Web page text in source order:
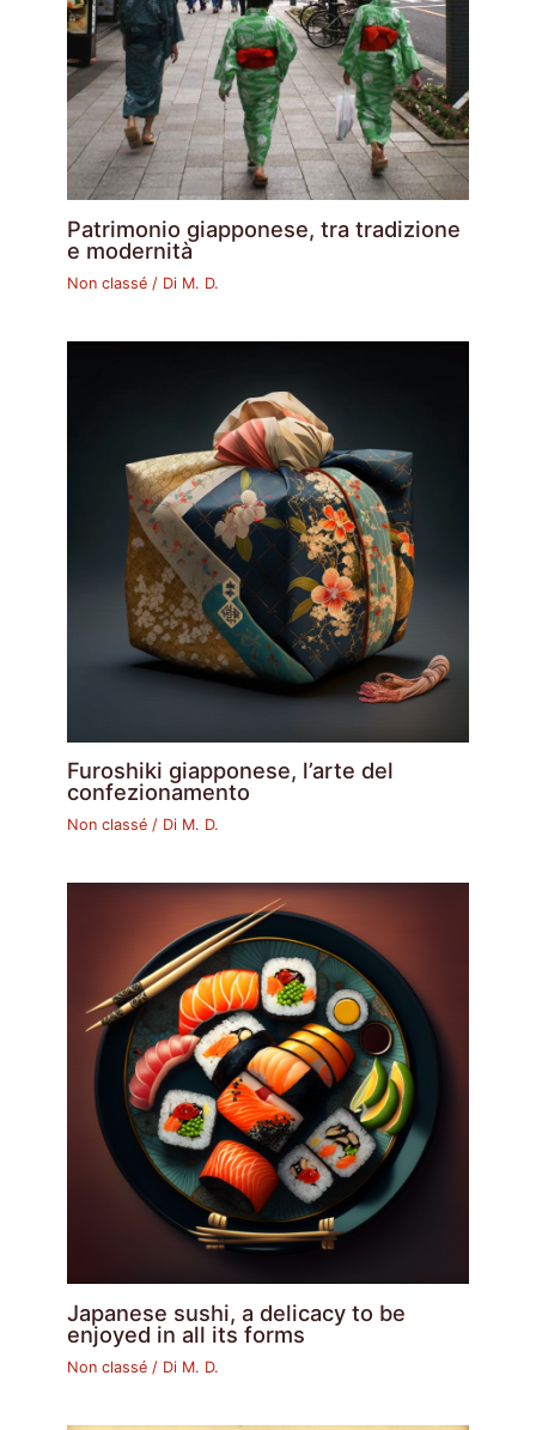
Patrimonio giapponese, tra tradizione
e modernità
Non classé / Di M. D.
Furoshiki giapponese, l’arte del
confezionamento
Non classé / Di M. D.
Japanese sushi, a delicacy to be
enjoyed in all its forms
Non classé / Di M. D.